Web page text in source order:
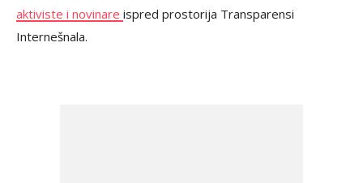
aktiviste i novinare ispred prostorija Transparensi
Internešnala.